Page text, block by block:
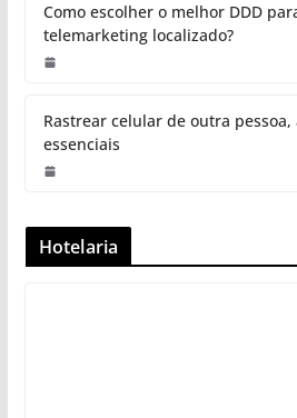
Como escolher o melhor DDD
telemarketing localizado?
Rastrear celular de outra pessoa,
essenciais
Hotelaria